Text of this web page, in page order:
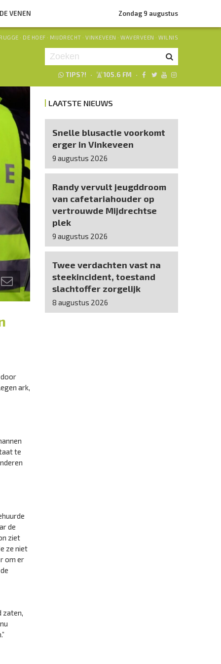
VENEN Zondag 9 augustus
· DE HOEF · MIJDRECHT · VINKEVEEN · WAVERVEEN · WILNIS
TIPS?! · 105.6 FM ·
door
ark,
te
de
ziet
ze niet
om er
zaten,
LAATSTE NIEUWS
Snelle blusactie voorkomt
erger in Vinkeveen
9 augustus 2026
Randy vervult jeugddroom
van cafetariahouder op
vertrouwde Mijdrechtse
plek
9 augustus 2026
Twee verdachten vast na
steekincident, toestand
slachtoffer zorgelijk
8 augustus 2026